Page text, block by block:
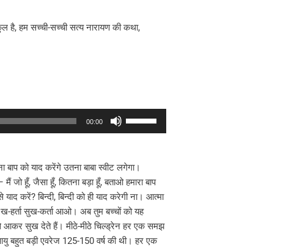
है, हम सच्ची-सच्ची सत्य नारायण की कथा,
00:00
to
increase
or
decrease
volume.
को याद करेंगे उतना बाबा स्वीट लगेगा।
जो हूँ, जैसा हूँ, कितना बड़ा हूँ, बताओ हमारा बाप
करें? बिन्दी, बिन्दी को ही याद करेगी ना। आत्मा
हर्ता सुख-कर्ता आओ। अब तुम बच्चों को यह
कैसे आकर सुख देते हैं। मीठे-मीठे चिल्ड्रेन हर एक समझ
बहुत बड़ी एवरेज 125-150 वर्ष की थी। हर एक